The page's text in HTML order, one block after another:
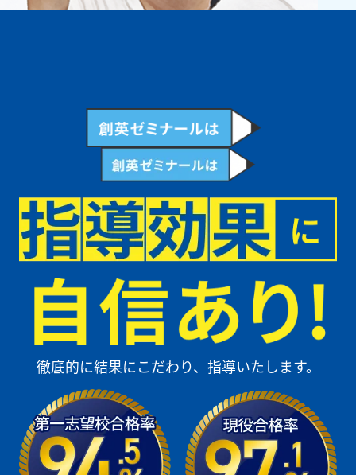
中学1年生の最初のテスト後から創英に入塾しました。最初は勉強の仕
ができています。
夢の実現のために一緒に走ってくれます！
創英の先生たちは自分が困っていると即座に気づいてサポートしてくれ
勉強に取り組みましたが、受験を乗り越えられたのも先生たちの絶え間
ないサポートのおかげだと思っています！現在は第一志望の高校に入学
し、私の憧れだったプログラミングや3DCGについて学びながら通塾を
しています。自分の夢を応援し、実現のために一緒に走ってくれる創英
もっとみる
徹底的に結果にこだわり、指導いたします。